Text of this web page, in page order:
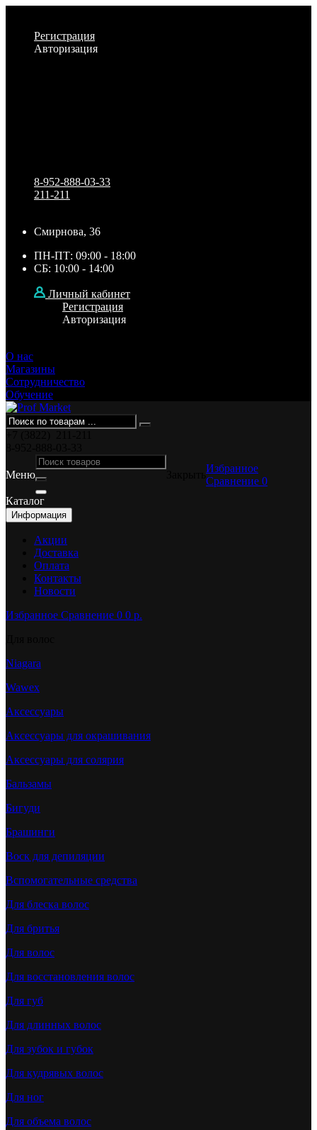
Регистрация
Авторизация
8-952-888-03-33
211-211
Смирнова, 36
ПН-ПТ: 09:00 - 18:00
СБ: 10:00 - 14:00
Личный кабинет
Регистрация
Авторизация
О нас
Магазины
Сотрудничество
Обучение
Меню Закрыть
Избранное
Сравнение0
Каталог
Информация
Акции
Доставка
Оплата
Контакты
Новости
Избранное Сравнение 0 0 p.
Niagara
Wawex
Аксессуары
Аксессуары для окрашивания
Аксессуары для солярия
Бальзамы
Бигуди
Брашинги
Воск для депиляции
Вспомогательные средства
Для блеска волос
Для бритья
Для волос
Для восстановления волос
Для губ
Для длинных волос
Для зубок и губок
Для кудрявых волос
Для ног
Для объема волос